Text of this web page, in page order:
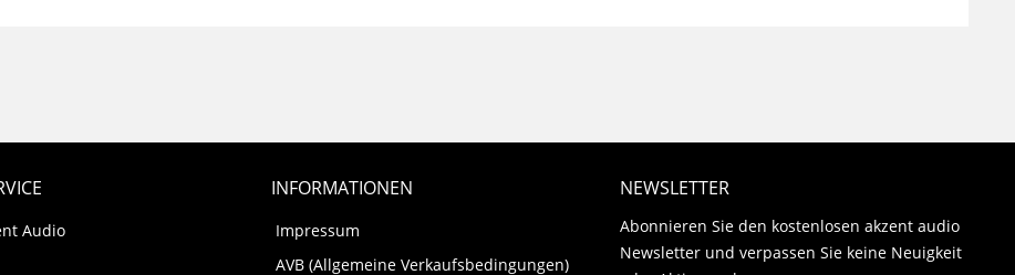
Audio
INFORMATIONEN
Impressum
AVB (Allgemeine Verkaufsbedingungen)
NEWSLETTER
Abonnieren Sie den kostenlosen akzent audio
Newsletter und verpassen Sie keine Neuigkeit